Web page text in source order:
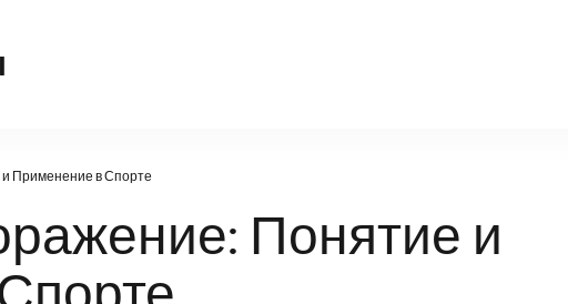
Применение в Спорте
Понятие и